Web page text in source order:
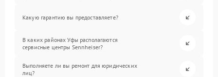
Какую гарантию вы предоставляете?
В каких районах Уфы располагаются
сервисные центры Sennheiser?
Выполняете ли вы ремонт для юридических
лиц?